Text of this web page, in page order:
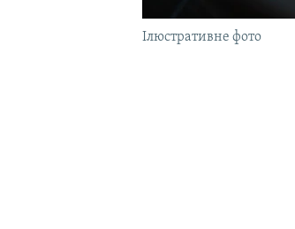
Ілюстративне фото